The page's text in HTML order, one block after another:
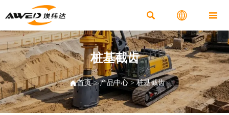
  
桩基截齿
首页>产品中心>桩基截齿